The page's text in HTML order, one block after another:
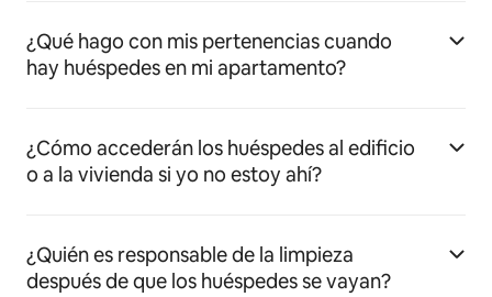
¿Qué hago con mis pertenencias cuando
hay huéspedes en mi apartamento?
¿Cómo accederán los huéspedes al edificio
o a la vivienda si yo no estoy ahí?
¿Quién es responsable de la limpieza
después de que los huéspedes se vayan?